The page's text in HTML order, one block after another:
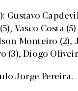
Gustavo
Vasco Costa
Monteiro (2),
(3), Diogo
Jorge Pereira.